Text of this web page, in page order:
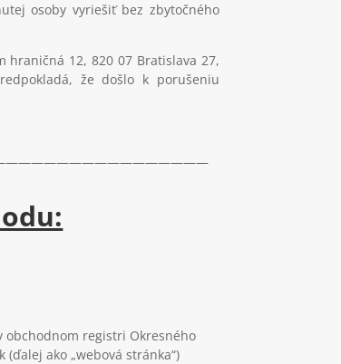
osoby vyriešiť bez zbytočného
12, 820 07 Bratislava 27,
že došlo k porušeniu
obchodnom registri Okresného
ako „webová stránka“)